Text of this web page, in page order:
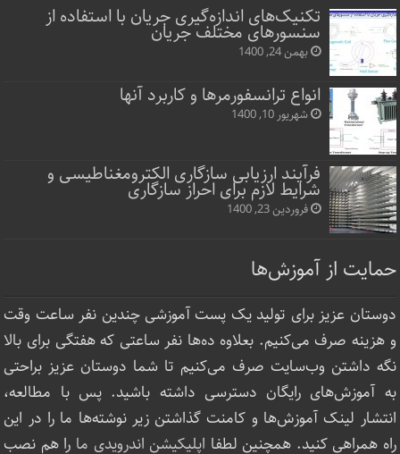
تکنیک‌های اندازه‌گیری جریان با استفاده از
سنسورهای مختلف جریان
بهمن 24, 1400
انواع ترانسفورمرها و کاربرد آنها
شهریور 10, 1400
فرآیند ارزیابی سازگاری الکترومغناطیسی و
شرایط لازم برای احراز سازگاری
فروردین 23, 1400
حمایت از آموزش‌ها
دوستان عزیز برای تولید یک پست آموزشی چندین نفر ساعت‌ وقت
و هزینه صرف می‌کنیم. بعلاوه ده‌ها نفر ساعتی که هفتگی برای بالا
نگه داشتن وب‌سایت صرف ‌می‌کنیم تا شما دوستان عزیز براحتی
به آموزش‌های رایگان دسترسی داشته باشید. پس با مطالعه،
انتشار لینک‌ آموزش‌ها و کامنت گذاشتن زیر نوشته‌‌ها ما را در این
راه همراهی کنید. همچنین لطفا اپلیکیشن اندرویدی ما را هم نصب